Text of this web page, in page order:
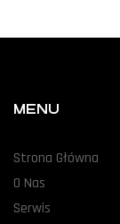
MENU
Strona Główna
O Nas
Serwis